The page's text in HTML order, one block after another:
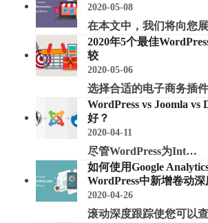
2020-05-08
在本文中，我们将向您
2020年5个最佳
较
2020-05-06
选择合适的电子商务插
WordPress vs Joomla vs
好？
2020-04-11
尽管WordPress为Int…
如何使用Google
WordPress中新增卷动
2020-04-26
滚动深度跟踪使您可以